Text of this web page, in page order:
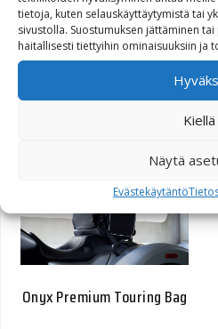
tietoja, kuten selauskäyttäytymistä tai
sivustolla. Suostumuksen jättäminen
haitallisesti tiettyihin ominaisuuksiin ja
Kiellä
Näytä
Evästekäytäntö
Harley-Davidson Men’s
Hooded Stripe Jacket
Alkuperäinen
Onyx Premium Touring Bag